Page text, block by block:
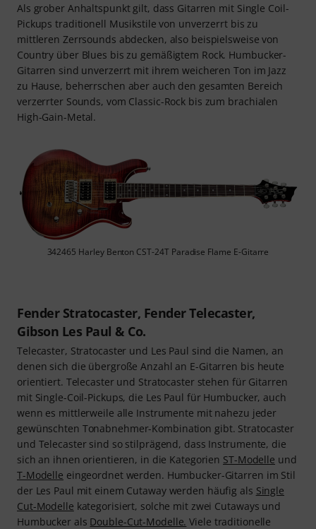
Als grober Anhaltspunkt gilt, dass Gitarren mit Single Coil-
Pickups traditionell Musikstile von unverzerrt bis zu
mittleren Zerrsounds abdecken, also beispielsweise von
Country über Blues bis zu gemäßigtem Rock. Humbucker-
Gitarren sind unverzerrt mit ihrem weicheren Ton im Jazz
zu Hause, beherrschen aber auch den gesamten Bereich
verzerrter Sounds, vom Classic-Rock bis zum brachialen
High-Gain-Metal.
342465 Harley Benton CST-24T Paradise Flame E-Gitarre
Fender Stratocaster, Fender Telecaster,
Gibson Les Paul & Co.
Telecaster, Stratocaster und Les Paul sind die Namen, an
denen sich die übergroße Anzahl an E-Gitarren bis heute
orientiert. Telecaster und Stratocaster stehen für Gitarren
mit Single-Coil-Pickups, die Les Paul für Humbucker, auch
wenn es mittlerweile alle Instrumente mit nahezu jeder
gewünschten Tonabnehmer-Kombination gibt. Stratocaster
und Telecaster sind so stilprägend, dass Instrumente, die
sich an ihnen orientieren, in die Kategorien ST-Modelle und
T-Modelle eingeordnet werden. Humbucker-Gitarren im Stil
der Les Paul mit einem Cutaway werden häufig als Single
Cut-Modelle kategorisiert, solche mit zwei Cutaways und
Humbucker als Double-Cut-Modelle. Viele traditionelle